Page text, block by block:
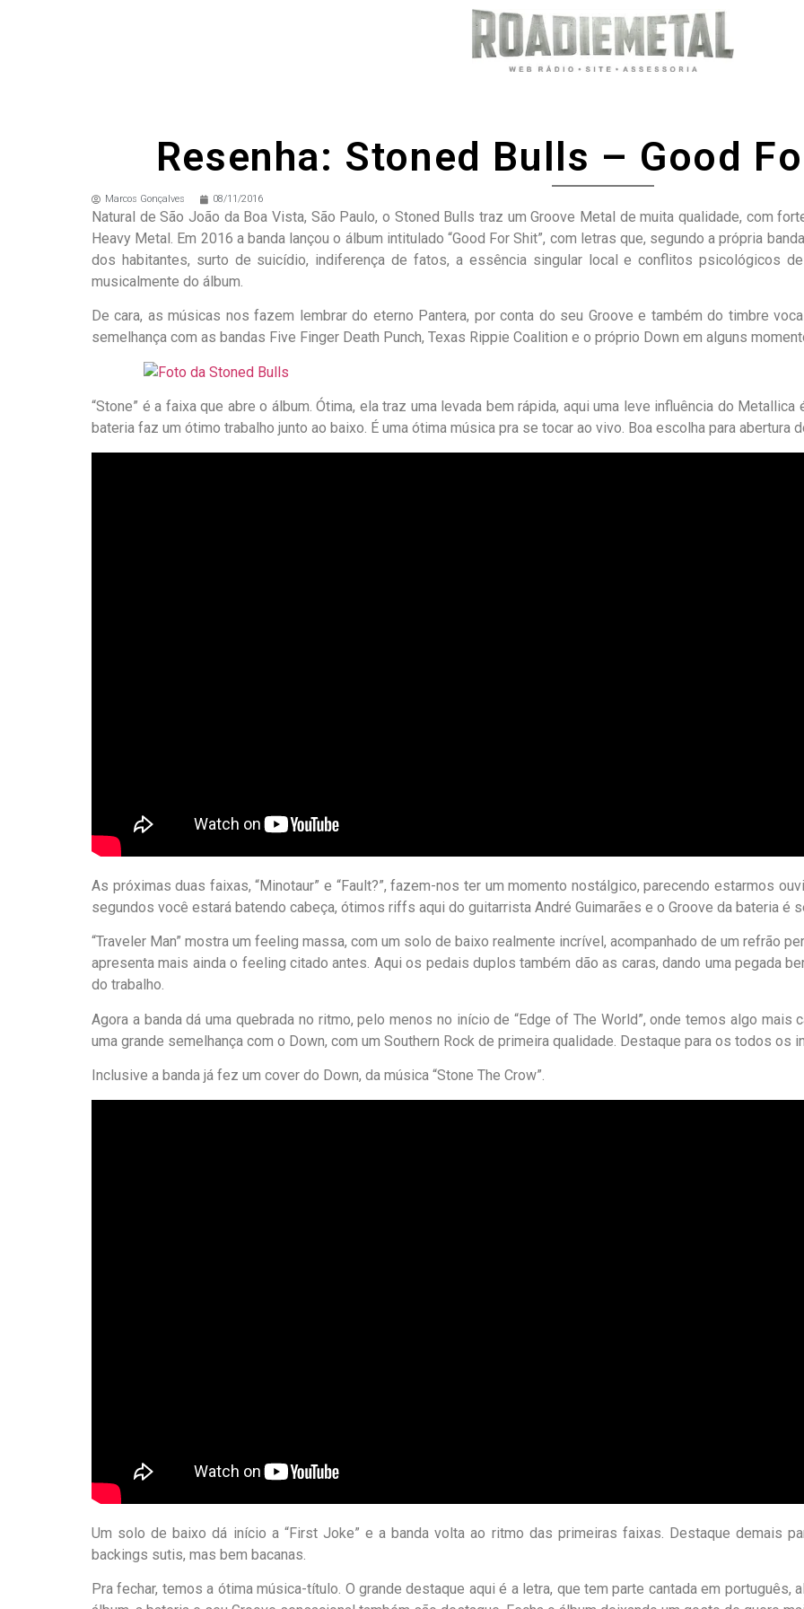
Resenha: Stoned Bulls – Good
Marcos Gonçalves 08/11/2016
Natural de São João da Boa Vista, São Paulo, o Stoned Bulls traz um Groove Metal de muita qualidade, com
Heavy Metal. Em 2016 a banda lançou o álbum intitulado “Good For Shit”, com letras que, segundo a própria
dos habitantes, surto de suicídio, indiferença de fatos, a essência singular local e conflitos psicológicos
musicalmente do álbum.
De cara, as músicas nos fazem lembrar do eterno Pantera, por conta do seu Groove e também do timbre
semelhança com as bandas Five Finger Death Punch, Texas Rippie Coalition e o próprio Down em alguns
“Stone” é a faixa que abre o álbum. Ótima, ela traz uma levada bem rápida, aqui uma leve influência do
bateria faz um ótimo trabalho junto ao baixo. É uma ótima música pra se tocar ao vivo. Boa escolha para abertura
As próximas duas faixas, “Minotaur” e “Fault?”, fazem-nos ter um momento nostálgico, parecendo estarmos
segundos você estará batendo cabeça, ótimos riffs aqui do guitarrista André Guimarães e o Groove da bateria é
“Traveler Man” mostra um feeling massa, com um solo de baixo realmente incrível, acompanhado de um refrão
apresenta mais ainda o feeling citado antes. Aqui os pedais duplos também dão as caras, dando uma pegada
do trabalho.
Agora a banda dá uma quebrada no ritmo, pelo menos no início de “Edge of The World”, onde temos algo
uma grande semelhança com o Down, com um Southern Rock de primeira qualidade. Destaque para os todos os
Inclusive a banda já fez um cover do Down, da música “Stone The Crow”.
Um solo de baixo dá início a “First Joke” e a banda volta ao ritmo das primeiras faixas. Destaque demais
backings sutis, mas bem bacanas.
Pra fechar, temos a ótima música-título. O grande destaque aqui é a letra, que tem parte cantada em